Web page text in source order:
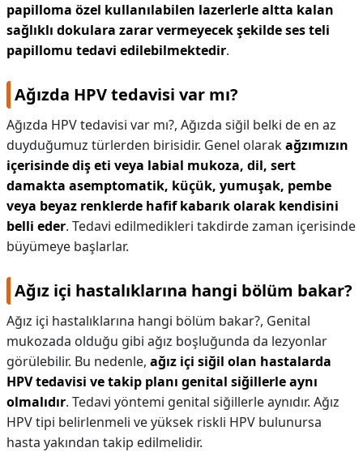
papilloma özel kullanılabilen lazerlerle altta kalan
sağlıklı dokulara zarar vermeyecek şekilde ses teli
papillomu tedavi edilebilmektedir.
Ağızda HPV tedavisi var mı?
Ağızda HPV tedavisi var mı?, Ağızda siğil belki de en az
duyduğumuz türlerden birisidir. Genel olarakağzımızın
içerisinde diş eti veya labial mukoza, dil, sert
damakta asemptomatik, küçük, yumuşak, pembe
veya beyaz renklerde hafif kabarık olarak kendisini
belli eder. Tedavi edilmedikleri takdirde zaman içerisinde
büyümeye başlarlar.
Ağız içi hastalıklarına hangi bölüm bakar?
Ağız içi hastalıklarına hangi bölüm bakar?, Genital
mukozada olduğu gibi ağız boşluğunda da lezyonlar
görülebilir. Bu nedenle, ağız içi siğil olan hastalarda
HPV tedavisi ve takip planı genital siğillerle aynı
olmalıdır. Tedavi yöntemi genital siğillerle aynıdır. Ağız
HPV tipi belirlenmeli ve yüksek riskli HPV bulunursa
hasta yakından takip edilmelidir.